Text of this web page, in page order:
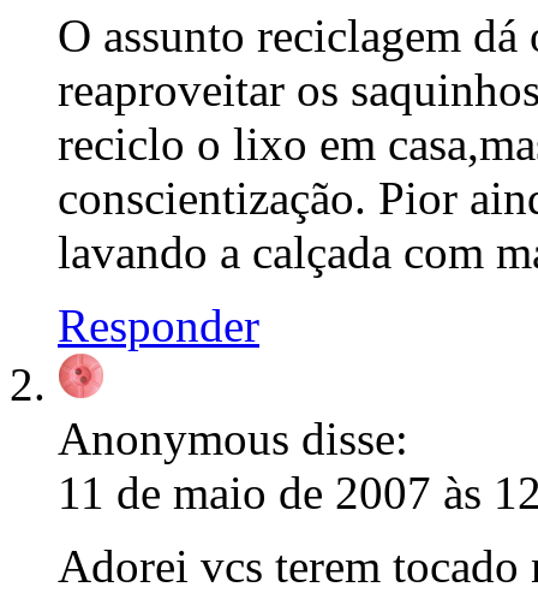
O assunto reciclagem
reaproveitar os
reciclo o lixo em
conscientização. Pior
lavando a calçada com
Responder
Anonymous disse:
11 de maio de 2007 às
Adorei vcs terem tocado